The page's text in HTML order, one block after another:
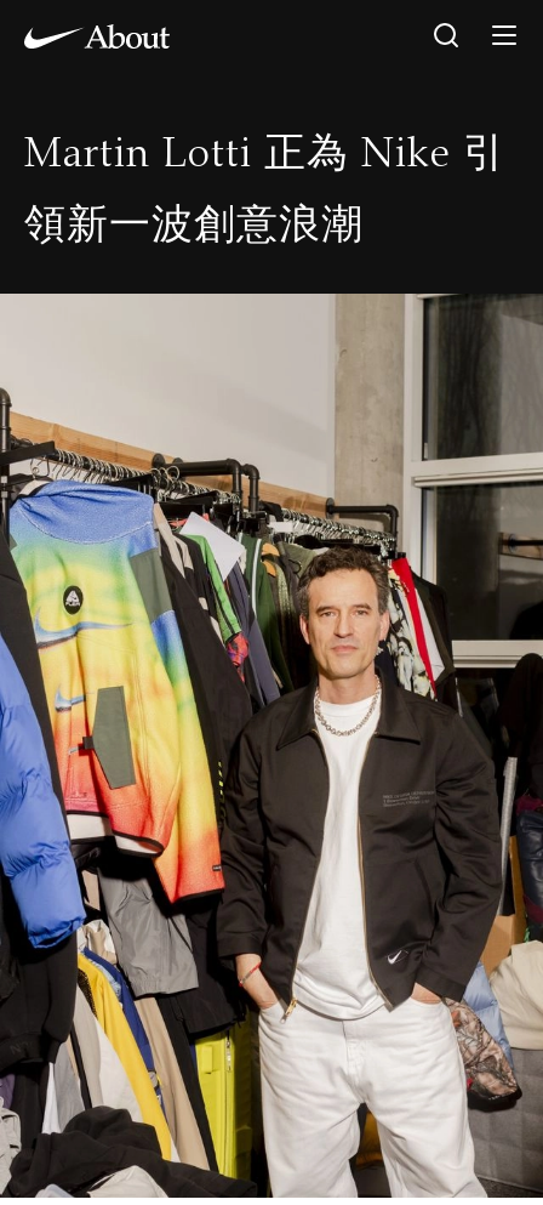
Martin Lotti 正為 Nike 引
領新一波創意浪潮